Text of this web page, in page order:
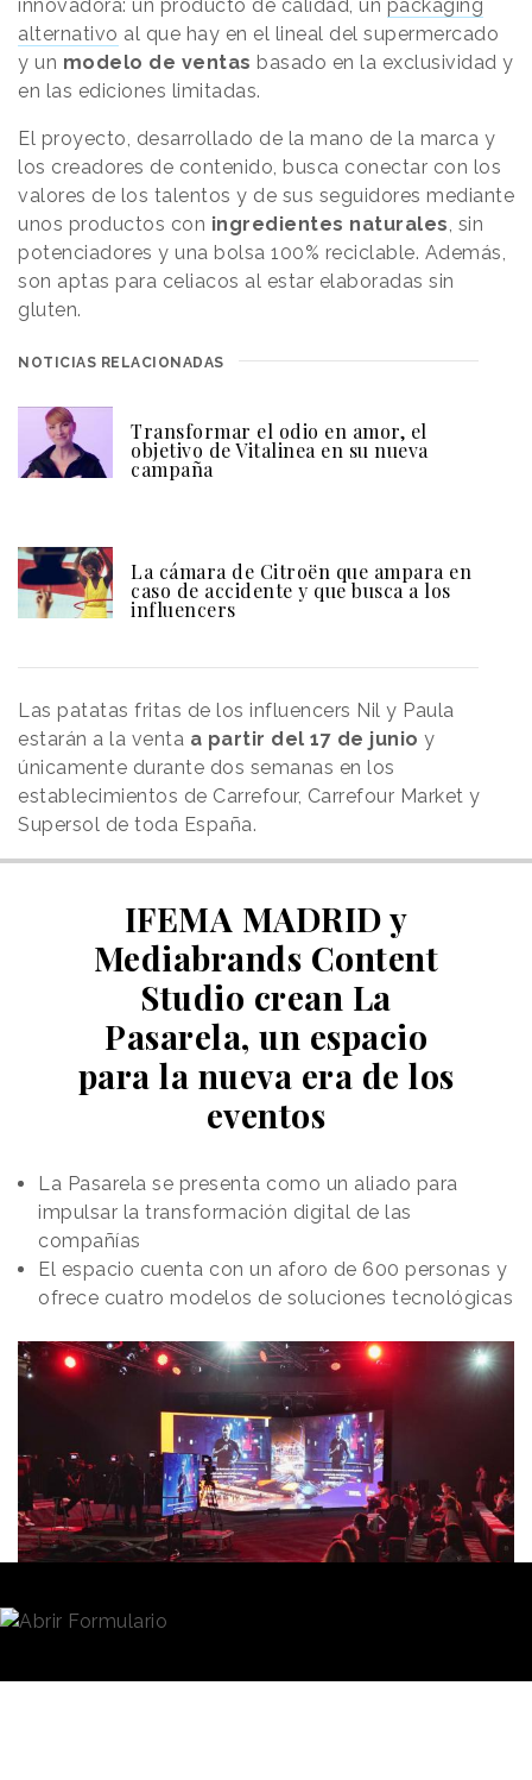
innovadora: un producto de calidad, un packaging
alternativo al que hay en el lineal del supermercado
y un modelo de ventas basado en la exclusividad y
en las ediciones limitadas.
El proyecto, desarrollado de la mano de la marca y
los creadores de contenido, busca conectar con los
valores de los talentos y de sus seguidores mediante
unos productos con ingredientes naturales, sin
potenciadores y una bolsa 100% reciclable. Además,
son aptas para celiacos al estar elaboradas sin
gluten.
NOTICIAS RELACIONADAS
Transformar el odio en amor, el
objetivo de Vitalinea en su nueva
campaña
La cámara de Citroën que ampara en
caso de accidente y que busca a los
influencers
Las patatas fritas de los influencers Nil y Paula
estarán a la venta a partir del 17 de junio y
únicamente durante dos semanas en los
establecimientos de Carrefour, Carrefour Market y
Supersol de toda España.
IFEMA MADRID y
Mediabrands Content
Studio crean La
Pasarela, un espacio
para la nueva era de los
eventos
La Pasarela se presenta como un aliado para
impulsar la transformación digital de las
compañías
El espacio cuenta con un aforo de 600 personas y
ofrece cuatro modelos de soluciones tecnológicas